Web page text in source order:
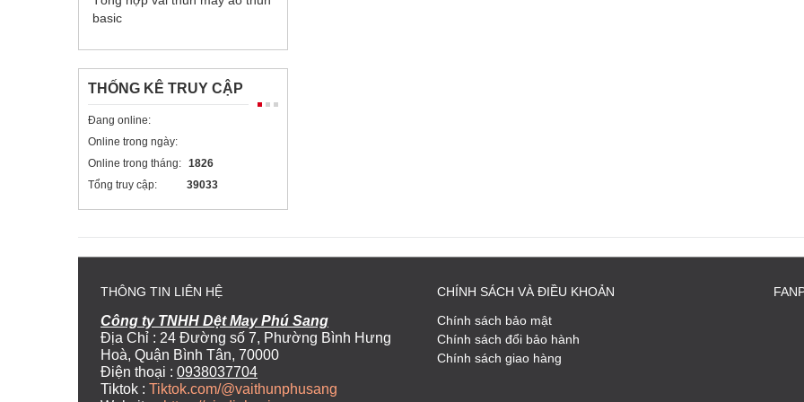
basic
THỐNG KÊ TRUY CẬP
Đang online:
Online trong ngày:
Online trong tháng: 1826
Tổng truy cập:
39033
THÔNG TIN LIÊN HỆ
Công ty TNHH Dệt May Phú Sang
Địa Chỉ : 24 Đường số 7, Phường Bình Hưng
Hoà, Quận Bình Tân, 70000
Điện thoại : 0938037704
Tiktok : Tiktok.com/@vaithunphusang
CHÍNH SÁCH VÀ ĐIỀU KHOẢN
Chính sách bảo mật
Chính sách đổi bảo hành
Chính sách giao hàng